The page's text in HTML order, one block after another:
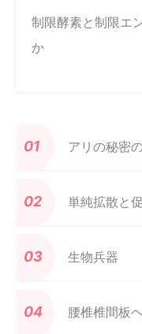
制限酵素と制限エ
か
アリの秘密
単純拡散と
生物兵器
腰椎椎間板